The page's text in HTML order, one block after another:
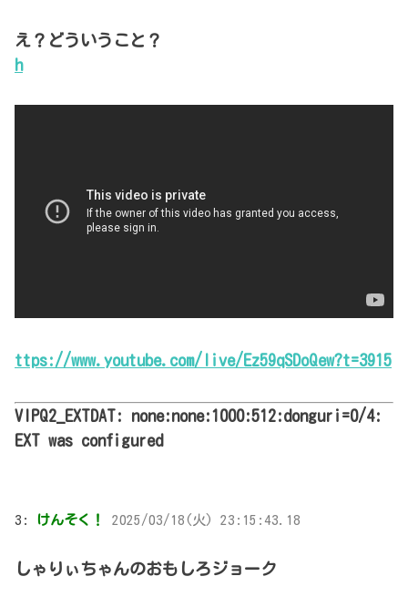
え？どういうこと？
h
ttps://www.youtube.com/live/Ez59qSDoQew?t=3915
VIPQ2_EXTDAT: none:none:1000:512:donguri=0/4:
EXT was configured
3: けんそく！ 2025/03/18(火) 23:15:43.18
しゃりぃちゃんのおもしろジョーク